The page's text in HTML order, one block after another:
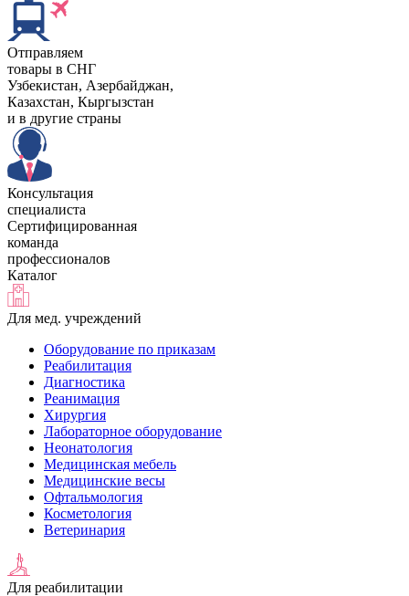
Отправляем
товары в СНГ
Узбекистан, Aзербайджан,
Казахстан, Кыргызстан
и в другие страны
Консультация
специалиста
Сертифицированная
команда
профессионалов
Каталог
Для мед. учреждений
Оборудование по приказам
Реабилитация
Диагностика
Реанимация
Хирургия
Лабораторное оборудование
Неонатология
Медицинская мебель
Медицинские весы
Офтальмология
Косметология
Ветеринария
Для реабилитации